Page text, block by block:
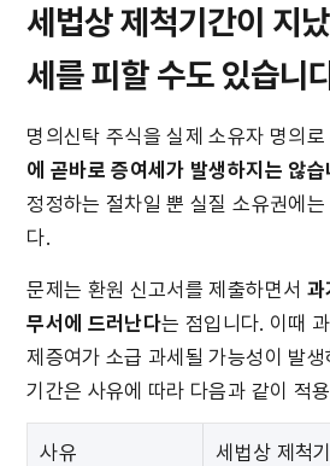
세법상 제척기간이 지
세를 피할 수도 있습니
명의신탁 주식을 실제 소유자 명의로
에 곧바로 증여세가 발생하지는 않습
정정하는 절차일 뿐 실질 소유권에
다.
문제는 환원 신고서를 제출하면서 과
무서에 드러난다는 점입니다. 이때
제증여가 소급 과세될 가능성이 발
기간은 사유에 따라 다음과 같이 적
사유 세법상 제척